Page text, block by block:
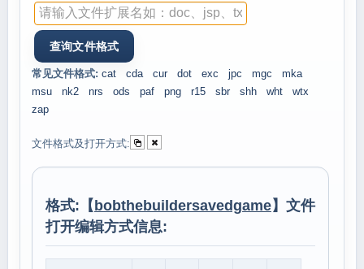
常见文件格式: cat cda cur dot exc jpc mgc
mka
msu
nk2 nrs ods paf png r15 sbr shh wht
wtx
zap
文件格式及打开方式:
格式:【 bobthebuildersavedgame】文件
打开编辑方式信息: